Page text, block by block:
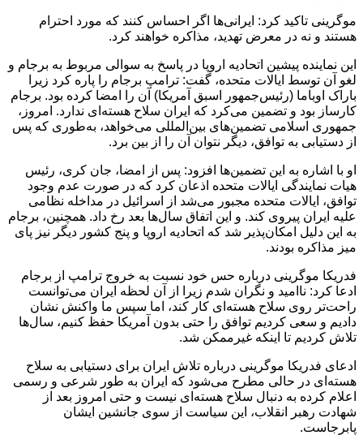
موگرینی تاکید کرد: ایرانی‌ها اگر احساس کنند که مورد احترام
هستند و نه در معرض تهدید، مذاکره خواهند کرد.
این نماینده پیشین اتحادیه اروپا در پاسخ به سوالی مربوط به برجام و
لغو آن توسط ایالات متحده، گفت: ترامپ برجام را پاره کرد زیرا
باراک اوباما (رئیس‌جمهور اسبق آمریکا) آن را امضا کرده بود. برجام
کارساز بود و تضمین می‌کرد که ایران سلاح هسته‌ای ندارد. امروز،
جمهوری اسلامی تضمین‌های بین‌المللی می‌خواهد، به‌طوری که پس
از دستیابی به توافق، دیگر نتوان آن را از بین برد.
او با اشاره به این تضمین‌ها افزود: پس از امضا، جان کری، رئیس
هیات نمایندگی ایالات متحده اذعان کرد که در صورت عدم وجود
توافق، ایالات متحده مجبور می‌شد از اسرائیل در مداخله نظامی
علیه ایران پیروی کند. و این اتفاق سال‌ها بعد رخ داد. همچنین، برجام
به این دلیل امکان‌پذیر شد که اتحادیه اروپا و پنج کشور دیگر نیز پای
میز مذاکره بودند.
فدریکا موگرینی درباره حس خود نسبت به خروج ترامپ از برجام
ادعا کرد: ناامید و نگران شدم زیرا از آن لحظه ایران می‌توانست
راحت‌تر روی سلاح هسته‌ای کار کند، اما سپس ما واکنش نشان
دادیم و سعی کردیم توافق را حتی بدون آمریکا حفظ کنیم، سال‌ها
تلاش کردیم تا اینکه غیرممکن شد.
ادعای فدریکا موگرینی درباره تلاش ایران برای دستیابی به سلاح
هسته‌ای در حالی مطرح می‌شود که ایران به طور شرعی و رسمی
اعلام کرده به دنبال سلاح هسته‌ای نیست و حتی امروز بعد از
شهادت رهبر انقلاب، این سیاست از سوی جانشین ایشان
پابرجاست.